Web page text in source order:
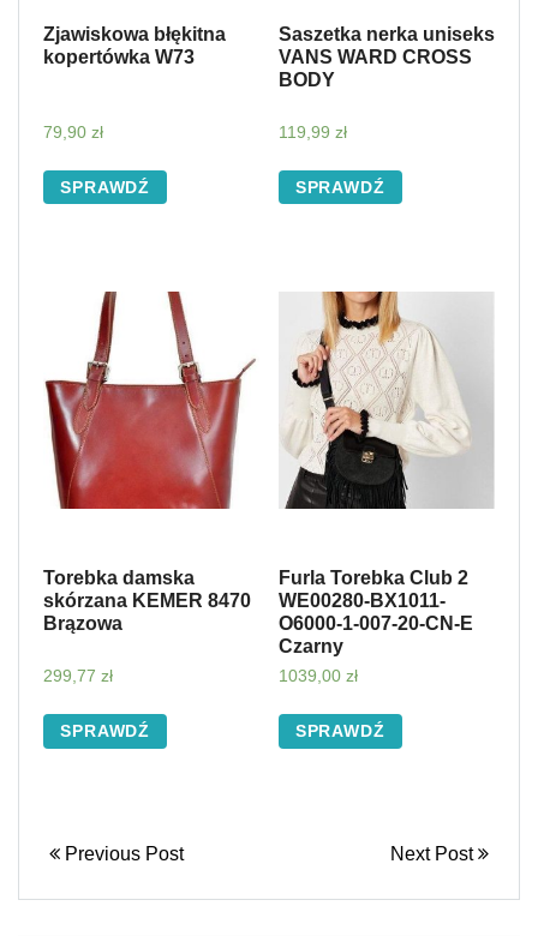
Zjawiskowa błękitna
kopertówka W73
79,90 zł
SPRAWDŹ
Saszetka nerka uniseks
VANS WARD CROSS
BODY
119,99 zł
SPRAWDŹ
Torebka damska
skórzana KEMER 8470
Brązowa
299,77 zł
SPRAWDŹ
Furla Torebka Club 2
WE00280-BX1011-
O6000-1-007-20-CN-E
Czarny
1039,00 zł
SPRAWDŹ
Previous Post Next Post